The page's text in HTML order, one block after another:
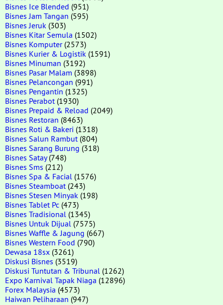
Bisnes Ice Blended (951)
Bisnes Jam Tangan (595)
Bisnes Jeruk (303)
Bisnes Kitar Semula (1502)
Bisnes Komputer(2573)
Bisnes Kurier & Logistik (1591)
Bisnes Minuman (3192)
Bisnes Pasar Malam (3898)
Bisnes Pelancongan (991)
Bisnes Pengantin (1325)
Bisnes Perabot (1930)
Bisnes Prepaid & Reload (2049)
Bisnes Restoran (8463)
Bisnes Roti & Bakeri (1318)
Bisnes Salun Rambut (804)
Bisnes Sarang Burung (318)
Bisnes Satay(748)
Bisnes Sms (212)
Bisnes Spa & Facial (1576)
Bisnes Steamboat (243)
Bisnes Stesen Minyak (198)
Bisnes Tablet Pc (473)
Bisnes Tradisional (1345)
Bisnes Untuk Dijual (7575)
Bisnes Waffle & Jagung (667)
Bisnes Western Food (790)
Dewasa 18sx (3261)
Diskusi Bisnes (3519)
Diskusi Tuntutan & Tribunal (1262)
Expo Karnival Tapak Niaga (12896)
Forex Malaysia (4573)
Haiwan Peliharaan (947)